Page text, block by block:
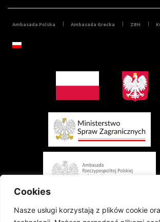
Cookies
Nasze usługi korzystają z plików cookie
Ambasada Polska Ambasada Grecka ZBH